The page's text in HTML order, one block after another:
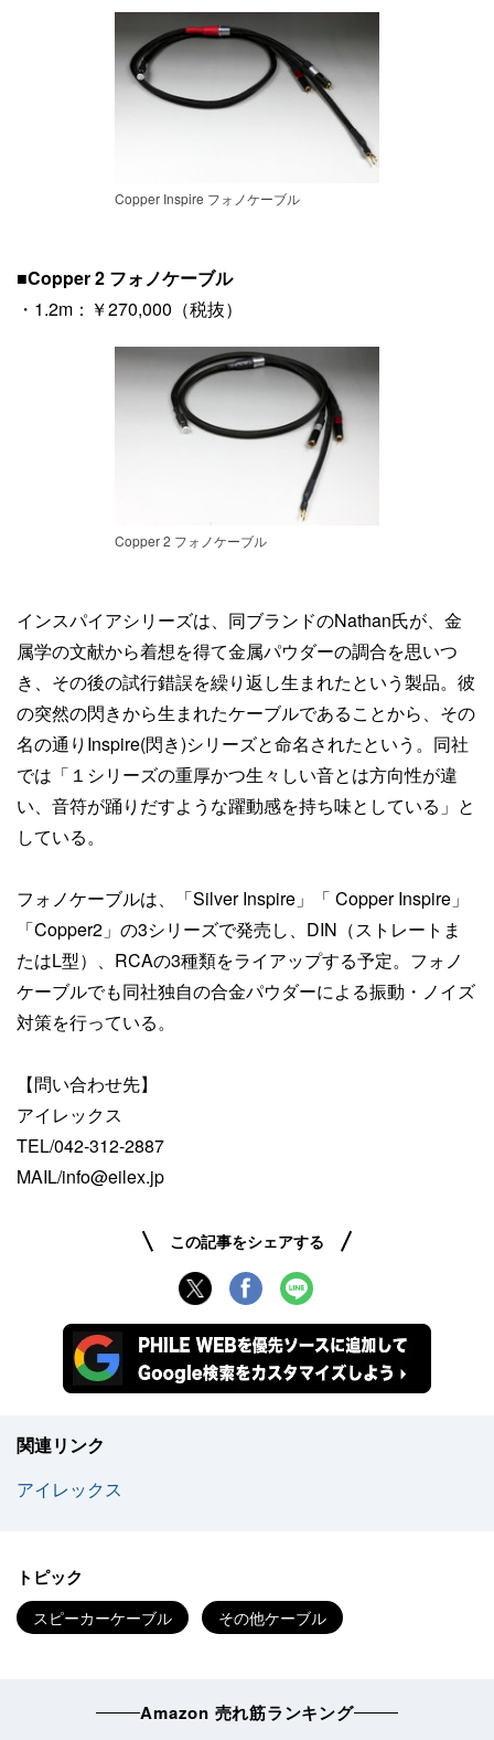
Copper Inspire フォノケーブル
■Copper 2 フォノケーブル
・1.2m：￥270,000（税抜）
Copper 2 フォノケーブル
インスパイアシリーズは、同ブランドのNathan氏が、金
属学の文献から着想を得て金属パウダーの調合を思いつ
き、その後の試行錯誤を繰り返し生まれたという製品。彼
の突然の閃きから生まれたケーブルであることから、その
名の通りInspire(閃き)シリーズと命名されたという。同社
では「１シリーズの重厚かつ生々しい音とは方向性が違
い、音符が踊りだすような躍動感を持ち味としている」と
している。
フォノケーブルは、「Silver Inspire」「 Copper Inspire」
「Copper2」の3シリーズで発売し、DIN（ストレートま
たはL型）、RCAの3種類をライアップする予定。フォノ
ケーブルでも同社独自の合金パウダーによる振動・ノイズ
対策を行っている。
【問い合わせ先】
アイレックス
TEL/042-312-2887
MAIL/info@eilex.jp
この記事をシェアする
関連リンク
アイレックス
トピック
スピーカーケーブル その他ケーブル